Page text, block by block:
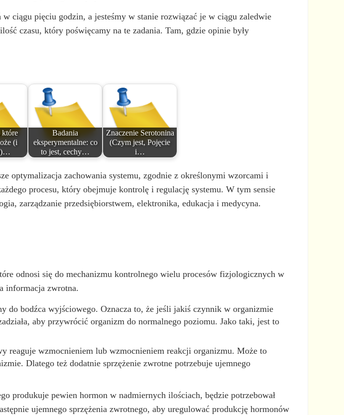
ciągu pięciu godzin, a jesteśmy w stanie rozwiązać je w ciągu zaledwie
czasu, który poświęcamy na te zadania. Tam, gdzie opinie były
które
(i
Badania
eksperymentalne: co
to jest, cechy…
Znaczenie Serotonina
(Czym jest, Pojęcie
i…
optymalizacja zachowania systemu, zgodnie z określonymi wzorcami i
procesu, który obejmuje kontrolę i regulację systemu. W tym sensie
zarządzanie przedsiębiorstwem, elektronika, edukacja i medycyna.
odnosi się do mechanizmu kontrolnego wielu procesów fizjologicznych w
informacja zwrotna.
do bodźca wyjściowego. Oznacza to, że jeśli jakiś czynnik w organizmie
aby przywrócić organizm do normalnego poziomu. Jako taki, jest to
reaguje wzmocnieniem lub wzmocnieniem reakcji organizmu. Może to
Dlatego też dodatnie sprzężenie zwrotne potrzebuje ujemnego
produkuje pewien hormon w nadmiernych ilościach, będzie potrzebował
ujemnego sprzężenia zwrotnego, aby uregulować produkcję hormonów